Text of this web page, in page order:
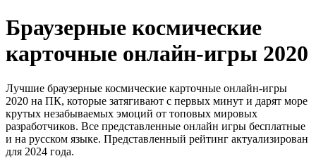
Браузерные космические
карточные онлайн-игры 2020
Лучшие браузерные космические карточные онлайн-игры
2020 на ПК, которые затягивают с первых минут и дарят море
крутых незабываемых эмоций от топовых мировых
разработчиков. Все представленные онлайн игры бесплатные
и на русском языке. Представленный рейтинг актуализирован
для 2024 года.